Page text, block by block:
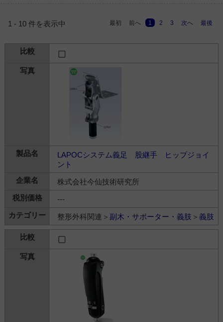
1 - 10 件を表示中 最初 前へ 1 2 3 次へ 最後
LAPOCシステム義足 股継手 ヒップジョイ
ント
株式会社今仙技術研究所
---
整形外科関連＞ 副木・サポーター・義肢 ＞ 義肢